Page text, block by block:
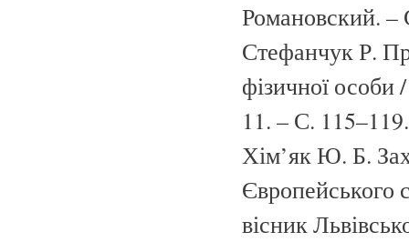
Романовский.
Стефанчук Р.
фізичної
11. – С. 115–119.
Хім’як Ю. Б.
вісник